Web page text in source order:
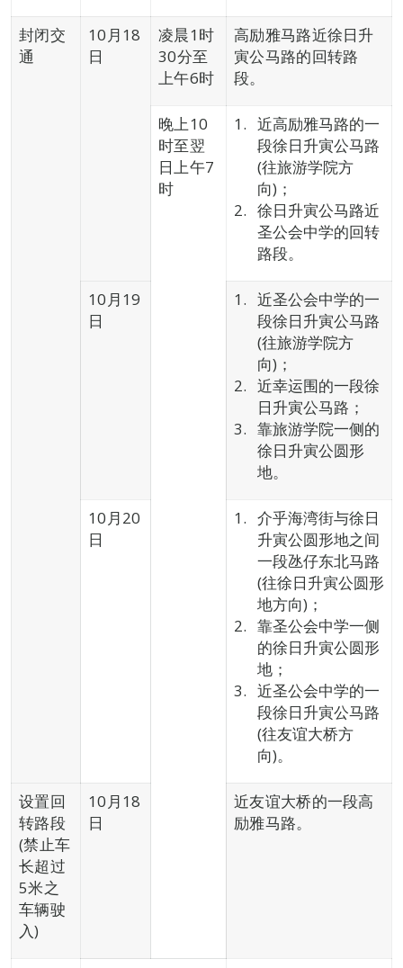
封闭交
通
10月18
日
凌晨1时
30分至
上午6时
高励雅马路近徐日升
寅公马路的回转路
段。
晚上10
时至翌
日上午7
时
近高励雅马路的一
段徐日升寅公马路
(往旅游学院方
向)；
徐日升寅公马路近
圣公会中学的回转
路段。
10月19
日
近圣公会中学的一
段徐日升寅公马路
(往旅游学院方
向)；
近幸运围的一段徐
日升寅公马路；
靠旅游学院一侧的
徐日升寅公圆形
地。
10月20
日
介乎海湾街与徐日
升寅公圆形地之间
一段氹仔东北马路
(往徐日升寅公圆形
地方向)；
靠圣公会中学一侧
的徐日升寅公圆形
地；
近圣公会中学的一
段徐日升寅公马路
(往友谊大桥方
向)。
设置回
转路段
(禁止车
长超过
5米之
车辆驶
入)
10月18
日
近友谊大桥的一段高
励雅马路。